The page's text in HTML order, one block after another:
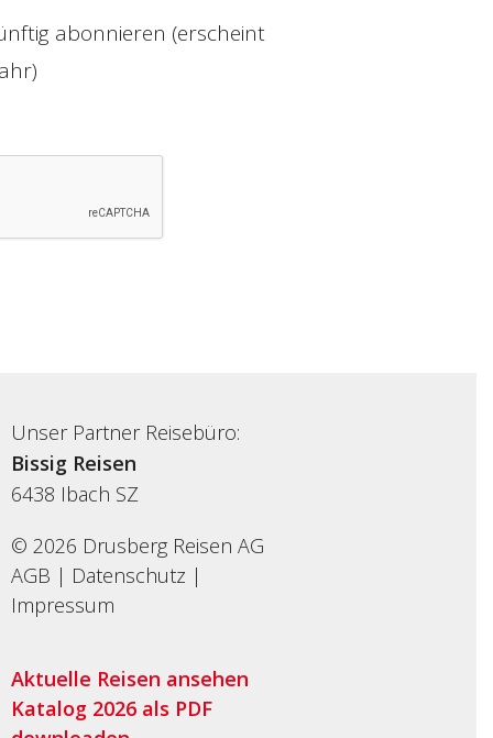
abonnieren (erscheint
Unser Partner Reisebüro:
Bissig Reisen
6438 Ibach SZ
© 2026 Drusberg Reisen AG
AGB | Datenschutz |
Impressum
Aktuelle Reisen ansehen
Katalog 2026 als PDF